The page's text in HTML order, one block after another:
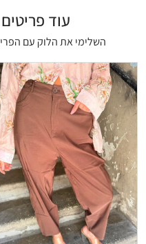
עוד פריטים
השלימי את הלוק עם